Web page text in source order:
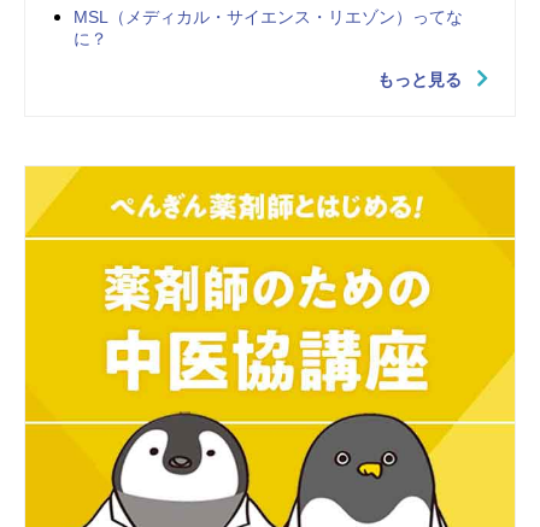
MSL（メディカル・サイエンス・リエゾン）ってな
に？
もっと見る